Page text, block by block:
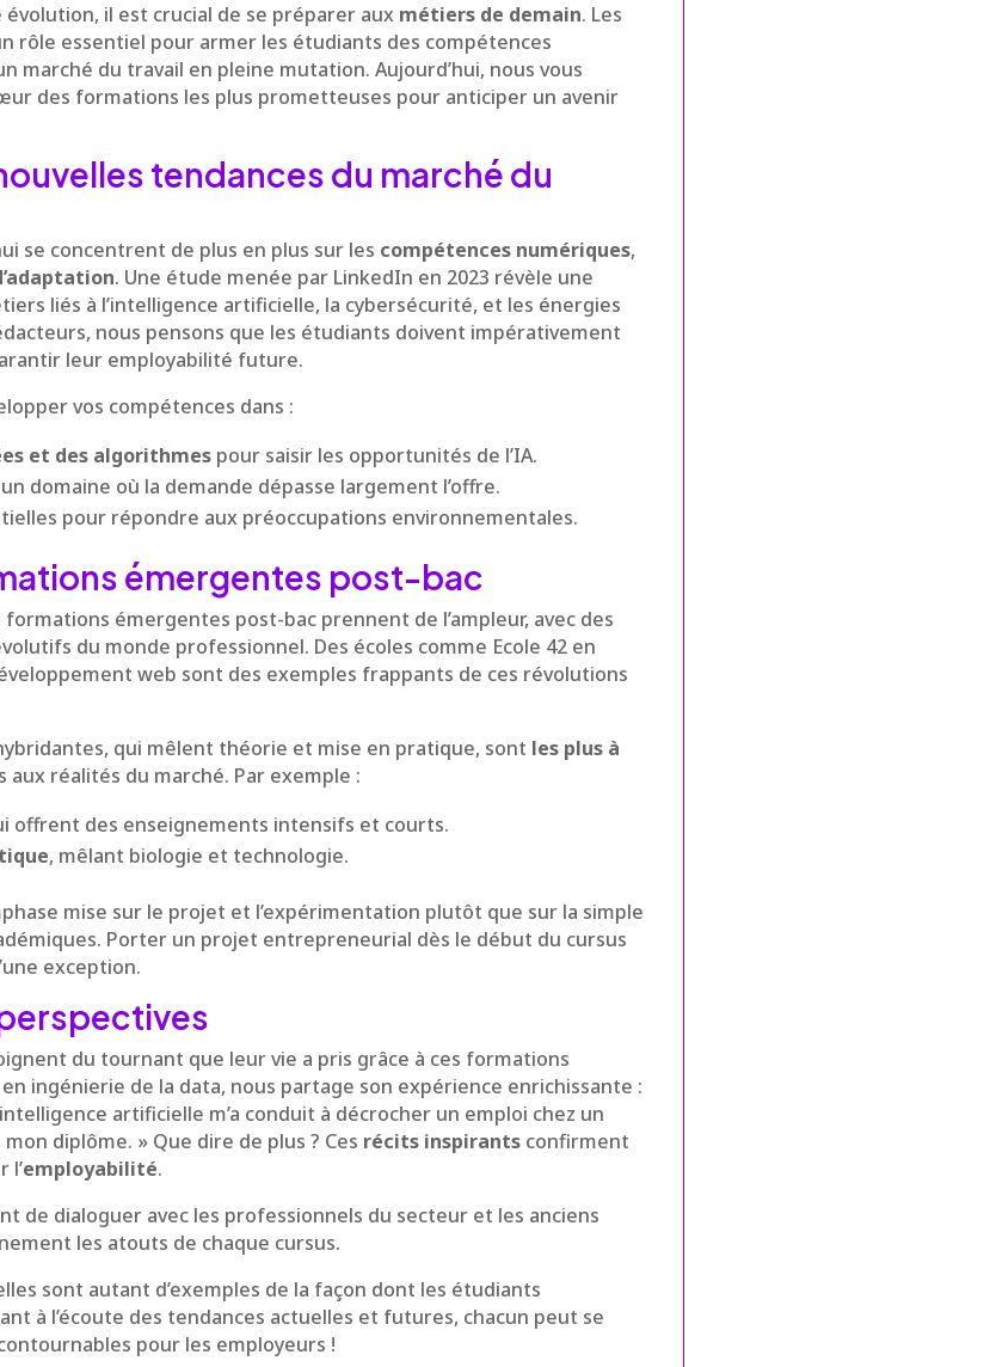
il est crucial de se préparer aux métiers de demain. Les
rôle essentiel pour armer les étudiants des compétences
marché du travail en pleine mutation. Aujourd’hui, nous vous
des formations les plus prometteuses pour anticiper un avenir
tendances du marché du
se concentrent de plus en plus sur les compétences numériques,
. Une étude menée par LinkedIn en 2023 révèle une
liés à l’intelligence artificielle, la cybersécurité, et les énergies
nous pensons que les étudiants doivent impérativement
leur employabilité future.
vos compétences dans :
et des algorithmes pour saisir les opportunités de l’IA.
domaine où la demande dépasse largement l’offre.
pour répondre aux préoccupations environnementales.
émergentes post-bac
émergentes post-bac prennent de l’ampleur, avec des
du monde professionnel. Des écoles comme Ecole 42 en
web sont des exemples frappants de ces révolutions
qui mêlent théorie et mise en pratique, sont les plus à
aux réalités du marché. Par exemple :
offrent des enseignements intensifs et courts.
, mêlant biologie et technologie.
mise sur le projet et l’expérimentation plutôt que sur la simple
Porter un projet entrepreneurial dès le début du cursus
exception.
du tournant que leur vie a pris grâce à ces formations
ingénierie de la data, nous partage son expérience enrichissante :
artificielle m’a conduit à décrocher un emploi chez un
diplôme. » Que dire de plus ? Ces récits inspirants confirment
l’employabilité.
de dialoguer avec les professionnels du secteur et les anciens
les atouts de chaque cursus.
sont autant d’exemples de la façon dont les étudiants
à l’écoute des tendances actuelles et futures, chacun peut se
pour les employeurs !